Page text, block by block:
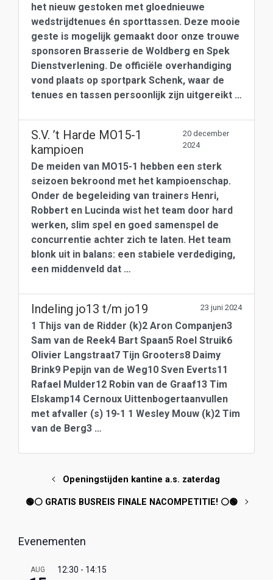
het nieuw gestoken met gloednieuwe
wedstrijdtenues én sporttassen. Deze mooie
geste is mogelijk gemaakt door onze trouwe
sponsoren Brasserie de Woldberg en Spek
Dienstverlening. De officiële overhandiging
vond plaats op sportpark Schenk, waar de
tenues en tassen persoonlijk zijn uitgereikt …
S.V. ’t Harde MO15-1
kampioen
20 december
2024
De meiden van MO15-1 hebben een sterk
seizoen bekroond met het kampioenschap.
Onder de begeleiding van trainers Henri,
Robbert en Lucinda wist het team door hard
werken, slim spel en goed samenspel de
concurrentie achter zich te laten. Het team
blonk uit in balans: een stabiele verdediging,
een middenveld dat …
Indeling jo13 t/m jo19 23 juni 2024
1 Thijs van de Ridder (k)2 Aron Companjen3
Sam van de Reek4 Bart Spaan5 Roel Struik6
Olivier Langstraat7 Tijn Grooters8 Daimy
Brink9 Pepijn van de Weg10 Sven Everts11
Rafael Mulder12 Robin van de Graaf13 Tim
Elskamp14 Cernoux Uittenbogertaanvullen
met afvaller (s) 19-1 1 Wesley Mouw (k)2 Tim
van de Berg3 …
Openingstijden kantine a.s. zaterdag
🟢⚪️ GRATIS BUSREIS FINALE NACOMPETITIE! ⚪️🟢
Evenementen
AUG 12:30 - 14:15